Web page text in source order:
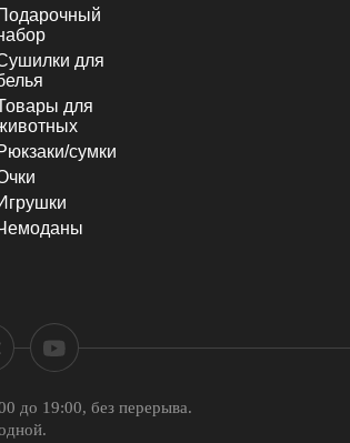
для
для
сумки
до 19:00, без перерыва.